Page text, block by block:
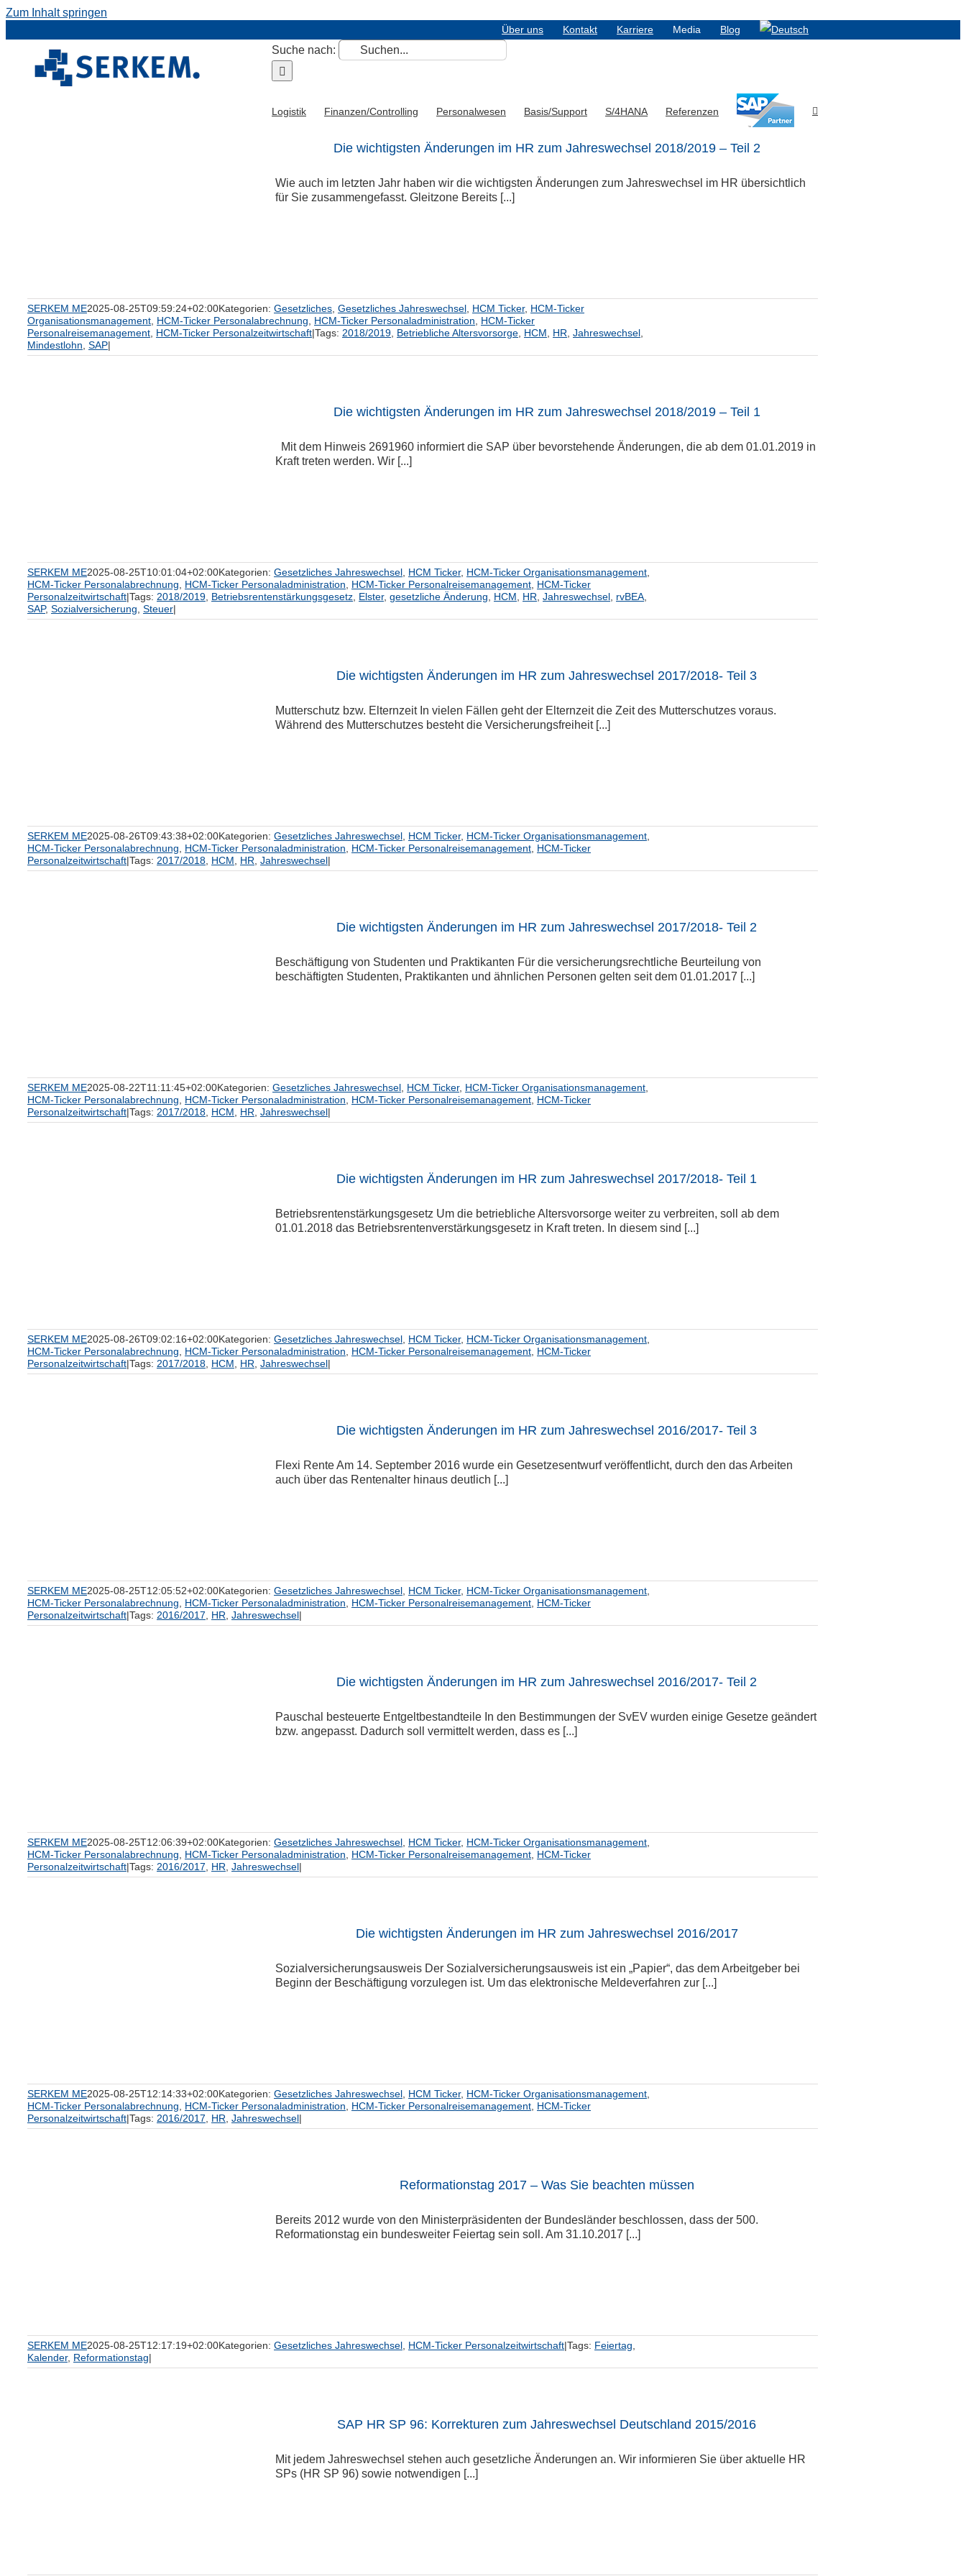
Zum Inhalt springen
Über uns Kontakt Karriere Media Blog
Suche nach:
Logistik Finanzen/Controlling Personalwesen Basis/Support S/4HANA Referenzen
Die wichtigsten Änderungen im HR zum Jahreswechsel 2018/2019 – Teil 2
Wie auch im letzten Jahr haben wir die wichtigsten Änderungen zum Jahreswechsel im HR übersichtlich
für Sie zusammengefasst. Gleitzone Bereits [...]
SERKEM ME2025-08-25T09:59:24+02:00Kategorien: Gesetzliches Gesetzliches Jahreswechsel HCM Ticker, HCM-Ticker
Organisationsmanagement HCM-Ticker Personalabrechnung HCM-Ticker Personaladministration
HCM-Ticker
Personalreisemanagement HCM-Ticker Personalzeitwirtschaft|Tags: 2018/2019 Betriebliche Altersvorsorge HCM HR Jahreswechsel
Mindestlohn SAP|
Die wichtigsten Änderungen im HR zum Jahreswechsel 2018/2019 – Teil 1
Mit dem Hinweis 2691960 informiert die SAP über bevorstehende Änderungen, die ab dem 01.01.2019 in
Kraft treten werden. Wir [...]
SERKEM ME2025-08-25T10:01:04+02:00Kategorien: Gesetzliches Jahreswechsel HCM Ticker, HCM-Ticker Organisationsmanagement
HCM-Ticker Personalabrechnung
HCM-Ticker Personaladministration HCM-Ticker Personalreisemanagement HCM-Ticker
Personalzeitwirtschaft|Tags: 2018/2019 Betriebsrentenstärkungsgesetz Elster, gesetzliche Änderung HCM HR Jahreswechsel rvBEA
SAP, Sozialversicherung Steuer|
Die wichtigsten Änderungen im HR zum Jahreswechsel 2017/2018- Teil 3
Mutterschutz bzw. Elternzeit In vielen Fällen geht der Elternzeit die Zeit des Mutterschutzes voraus.
Während des Mutterschutzes besteht die Versicherungsfreiheit [...]
SERKEM ME2025-08-26T09:43:38+02:00Kategorien: Gesetzliches Jahreswechsel HCM Ticker, HCM-Ticker Organisationsmanagement
HCM-Ticker Personalabrechnung
HCM-Ticker Personaladministration HCM-Ticker Personalreisemanagement HCM-Ticker
Personalzeitwirtschaft|Tags: 2017/2018 HCM HR Jahreswechsel|
Die wichtigsten Änderungen im HR zum Jahreswechsel 2017/2018- Teil 2
Beschäftigung von Studenten und Praktikanten Für die versicherungsrechtliche Beurteilung von
beschäftigten Studenten, Praktikanten und ähnlichen Personen gelten seit dem 01.01.2017 [...]
SERKEM ME2025-08-22T11:11:45+02:00Kategorien: Gesetzliches Jahreswechsel HCM Ticker, HCM-Ticker Organisationsmanagement
HCM-Ticker Personalabrechnung
HCM-Ticker Personaladministration HCM-Ticker Personalreisemanagement HCM-Ticker
Personalzeitwirtschaft|Tags: 2017/2018 HCM HR Jahreswechsel|
Die wichtigsten Änderungen im HR zum Jahreswechsel 2017/2018- Teil 1
Betriebsrentenstärkungsgesetz Um die betriebliche Altersvorsorge weiter zu verbreiten, soll ab dem
01.01.2018 das Betriebsrentenverstärkungsgesetz in Kraft treten. In diesem sind [...]
SERKEM ME2025-08-26T09:02:16+02:00Kategorien: Gesetzliches Jahreswechsel HCM Ticker, HCM-Ticker Organisationsmanagement
HCM-Ticker Personalabrechnung
HCM-Ticker Personaladministration HCM-Ticker Personalreisemanagement HCM-Ticker
Personalzeitwirtschaft|Tags: 2017/2018 HCM HR Jahreswechsel|
Die wichtigsten Änderungen im HR zum Jahreswechsel 2016/2017- Teil 3
Flexi Rente Am 14. September 2016 wurde ein Gesetzesentwurf veröffentlicht, durch den das Arbeiten
auch über das Rentenalter hinaus deutlich [...]
SERKEM ME2025-08-25T12:05:52+02:00Kategorien: Gesetzliches Jahreswechsel HCM Ticker, HCM-Ticker Organisationsmanagement
HCM-Ticker Personalabrechnung
HCM-Ticker Personaladministration HCM-Ticker Personalreisemanagement HCM-Ticker
Personalzeitwirtschaft|Tags: 2016/2017 HR Jahreswechsel|
Die wichtigsten Änderungen im HR zum Jahreswechsel 2016/2017- Teil 2
Pauschal besteuerte Entgeltbestandteile In den Bestimmungen der SvEV wurden einige Gesetze geändert
bzw. angepasst. Dadurch soll vermittelt werden, dass es [...]
SERKEM ME2025-08-25T12:06:39+02:00Kategorien: Gesetzliches Jahreswechsel HCM Ticker, HCM-Ticker Organisationsmanagement
HCM-Ticker Personalabrechnung
HCM-Ticker Personaladministration HCM-Ticker Personalreisemanagement HCM-Ticker
Personalzeitwirtschaft|Tags: 2016/2017 HR Jahreswechsel|
Die wichtigsten Änderungen im HR zum Jahreswechsel 2016/2017
Sozialversicherungsausweis Der Sozialversicherungsausweis ist ein „Papier“, das dem Arbeitgeber bei
Beginn der Beschäftigung vorzulegen ist. Um das elektronische Meldeverfahren zur [...]
SERKEM ME2025-08-25T12:14:33+02:00Kategorien: Gesetzliches Jahreswechsel HCM Ticker, HCM-Ticker Organisationsmanagement
HCM-Ticker Personalabrechnung
HCM-Ticker Personaladministration HCM-Ticker Personalreisemanagement HCM-Ticker
Personalzeitwirtschaft|Tags: 2016/2017 HR Jahreswechsel|
Reformationstag 2017 – Was Sie beachten müssen
Bereits 2012 wurde von den Ministerpräsidenten der Bundesländer beschlossen, dass der 500.
Reformationstag ein bundesweiter Feiertag sein soll. Am 31.10.2017 [...]
SERKEM ME2025-08-25T12:17:19+02:00Kategorien: Gesetzliches Jahreswechsel HCM-Ticker Personalzeitwirtschaft|Tags: Feiertag
Kalender, Reformationstag|
SAP HR SP 96: Korrekturen zum Jahreswechsel Deutschland 2015/2016
Mit jedem Jahreswechsel stehen auch gesetzliche Änderungen an. Wir informieren Sie über aktuelle HR
SPs (HR SP 96) sowie notwendigen [...]